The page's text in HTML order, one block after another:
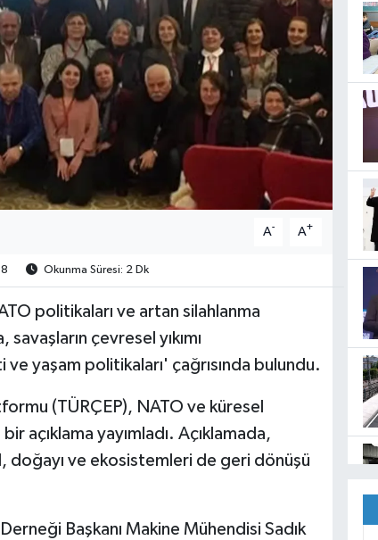
A- A+
8 Okunma Süresi: 2 Dk
politikaları ve artan silahlanma
savaşların çevresel yıkımı
yaşam politikaları' çağrısında bulundu.
(TÜRÇEP), NATO ve küresel
açıklama yayımladı. Açıklamada,
doğayı ve ekosistemleri de geri dönüşü
Başkanı Makine Mühendisi Sadık